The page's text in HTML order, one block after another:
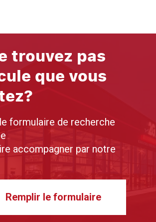
trouvez pas
que vous
formulaire de recherche
accompagner par notre
Remplir le formulaire